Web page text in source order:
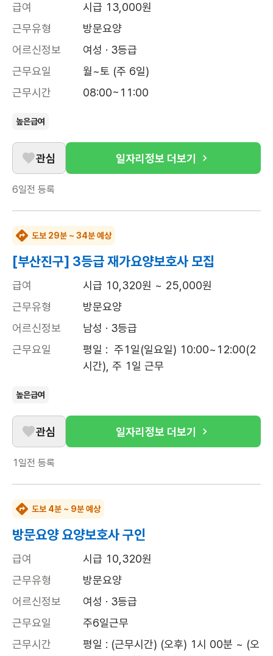
급여
시급 13,000원
근무유형
방문요양
어르신정보
여성 · 3등급
근무요일
월~토 (주 6일)
근무시간
08:00~11:00
높은급여
관심 일자리정보 더보기
6일전 등록
도보 29분 ~ 34분 예상
[부산진구] 3등급 재가요양보호사 모집
급여
시급 10,320원 ~ 25,000원
근무유형
방문요양
어르신정보
남성 · 3등급
근무요일
평일 :  주1일(일요일) 10:00~12:00(2
시간), 주 1일 근무
높은급여
관심 일자리정보 더보기
1일전 등록
도보 4분 ~ 9분 예상
방문요양 요양보호사 구인
급여
시급 10,320원
근무유형
방문요양
어르신정보
여성 · 3등급
근무요일
주6일근무
근무시간
평일 : (근무시간) (오후) 1시 00분 ~ (오